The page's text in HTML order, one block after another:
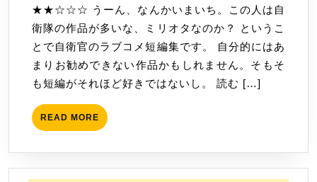
今
昔
を
読
み
月
13
日
★★☆☆☆ うーん、なんかいまいち。この人は自
衛隊の作品が多いな、ミリオタなのか？ というこ
とで自衛官のラブコメ短編集です。 自分的にはあ
まりお勧めできない作品かもしれません。そもそ
も短編がそれほど好きではないし。 読む […]
READ MORE READ
MORE